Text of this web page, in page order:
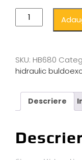
SKU: HB680
hidraulic
Descriere